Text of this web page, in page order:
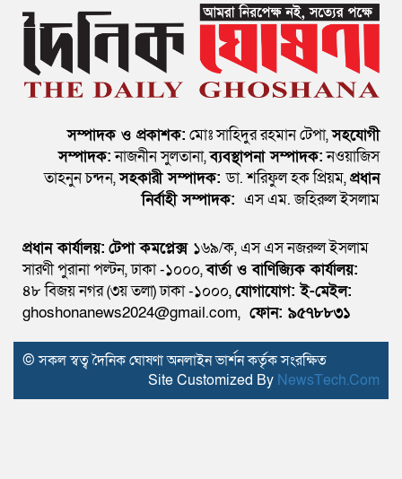
সম্পাদক ও প্রকাশক: মোঃ সাহিদুর রহমান টেপা,সহযোগী
সম্পাদক:নাজনীন সুলতানা,ব্যবস্থাপনা সম্পাদক:নওয়াজিস
তাহনুন চন্দন,সহকারী সম্পাদক: ডা. শরিফুল হক প্রিয়ম,প্রধান
নির্বাহী সম্পাদক: এস এম. জহিরুল ইসলাম
প্রধান কার্যালয়: টেপা কমপ্লেক্স ১৬৯/ক, এস এস নজরুল ইসলাম
সারণী পুরানা পল্টন, ঢাকা -১০০০,বার্তা ও বাণিজ্যিক কার্যালয়:
৪৮ বিজয় নগর (৩য় তলা) ঢাকা -১০০০,যোগাযোগ:ই-মেইল:
ghoshonanews2024@gmail.com, ফোন: ৯৫৭৮৮৩১
© সকল স্বত্ব দৈনিক ঘোষণা অনলাইন ভার্শন কর্তৃক সংরক্ষিত
Site Customized By NewsTech.Com